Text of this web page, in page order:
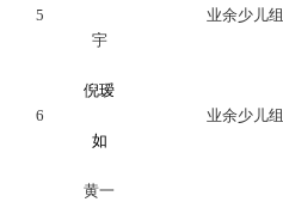
5
宇
业余少儿组
6
倪瑷
如
业余少儿组
黄一